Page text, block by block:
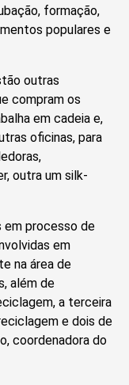
formação,
populares e
outras
compram os
em cadeia e,
oficinas, para
outra um silk-
em processo de
em
na área de
além de
a terceira
e dois de
coordenadora do